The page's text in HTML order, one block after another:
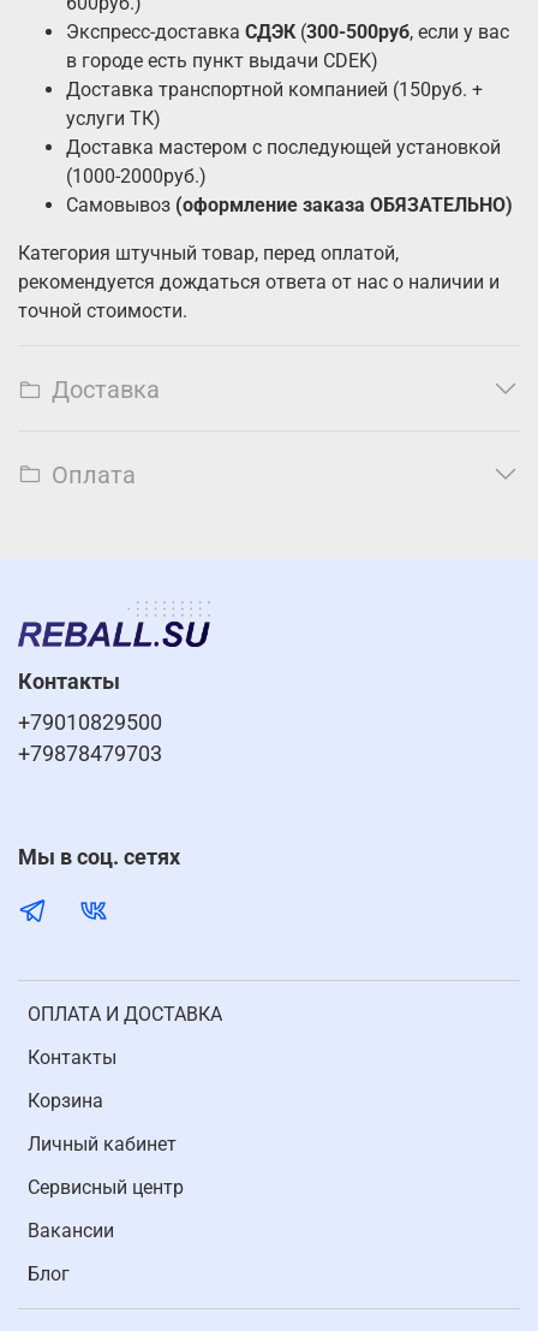
Экспресс-доставка СДЭК(300-500руб, если у вас
в городе есть пункт выдачи CDEK)
Доставка транспортной компанией (150руб. +
услуги ТК)
Доставка мастером с последующей установкой
(1000-2000руб.)
Самовывоз (оформление заказа ОБЯЗАТЕЛЬНО)
Категория штучный товар, перед оплатой,
рекомендуется дождаться ответа от нас о наличии и
точной стоимости.
Доставка
Оплата
ОПЛАТА И ДОСТАВКА
Контакты
Корзина
Личный кабинет
Cервисный центр
Вакансии
Блог
Контакты
+79010829500
+79878479703
Мы в соц. сетях